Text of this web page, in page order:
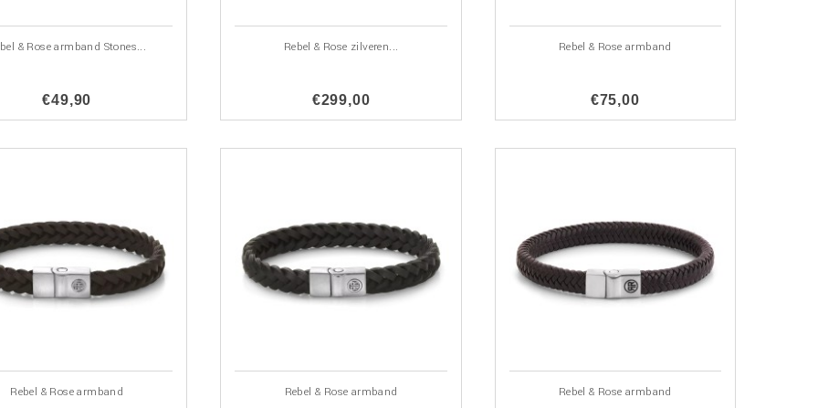
& Rose armband Stones...
€49,90
Rebel & Rose zilveren...
€299,00
Rebel & Rose armband
€75,00
Rebel & Rose armband Rebel & Rose armband Rebel & Rose armband